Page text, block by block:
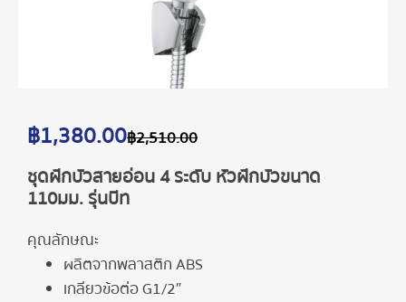
฿2,510.00
฿1,380.00
ชุดฝักบัวสายอ่อน 4 ระดับ หัวฝักบัวขนาด
110มม. รุ่นบีท
คุณลักษณะ
ผลิตจากพลาสติก ABS
เกลียวข้อต่อ G1/2″